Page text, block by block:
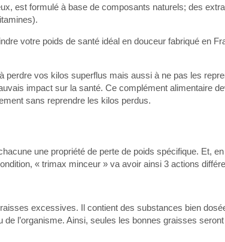
est formulé à base de composants naturels; des
votre poids de santé idéal en douceur fabriqué en
perdre vos kilos superflus mais aussi à ne pas les
impact sur la santé. Ce complément alimentaire
sans reprendre les kilos perdus.
une propriété de perte de poids spécifique. Et,
« trimax minceur » va avoir ainsi 3 actions
excessives. Il contient des substances bien
l’organisme. Ainsi, seules les bonnes graisses